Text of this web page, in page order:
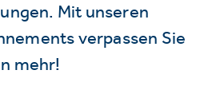
Mit unseren
verpassen Sie
mehr!